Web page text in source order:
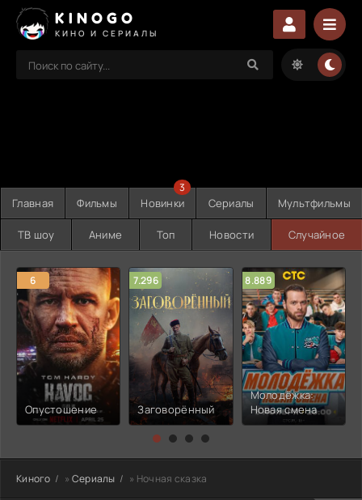
KINOGO
КИНО И СЕРИАЛЫ
Главная Фильмы Новинки
3
Сериалы Мультфильмы
ТВ шоу Аниме Топ Новости Случайное
6
Опустошение
7.296
Заговорённый
8.889
Молодёжка:
Новая смена
Киного » Сериалы » Ночная сказка